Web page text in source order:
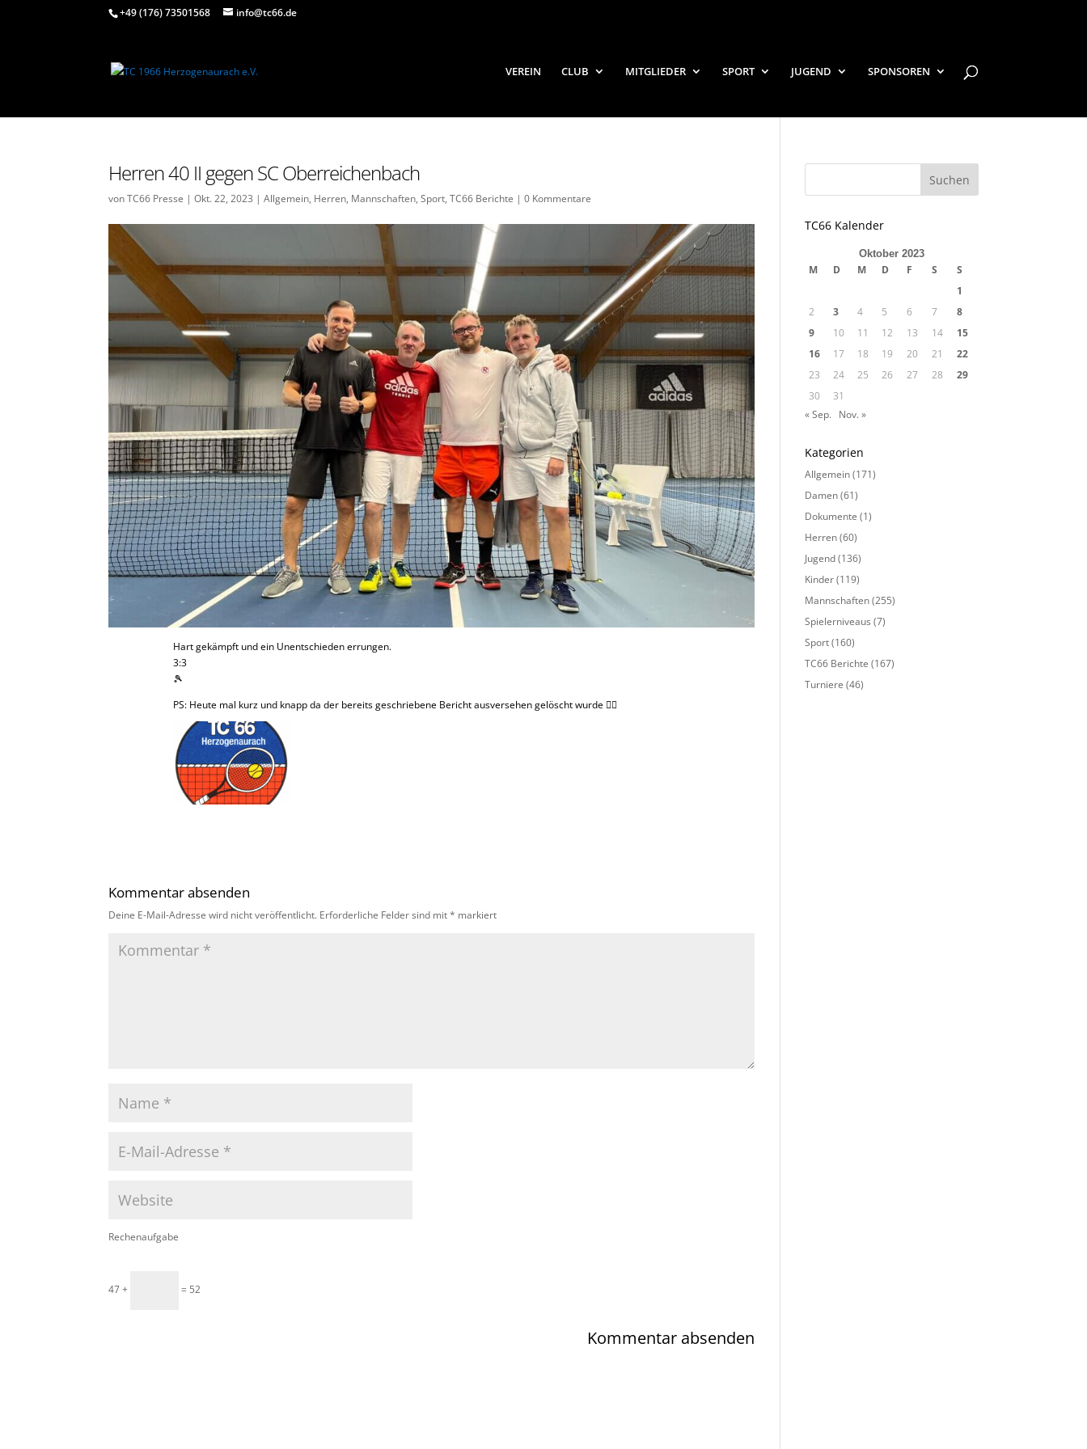
+49 (176) 73501568 info@tc66.de
VEREIN CLUB MITGLIEDER SPORT JUGEND SPONSOREN
Herren 40 II gegen SC Oberreichenbach
vonTC66 Presse |Okt. 22, 2023 |Allgemein, Herren, Mannschaften,Sport,TC66 Berichte |0 Kommentare
Hart gekämpft und ein Unentschieden errungen.
3:3
🎾
PS: Heute mal kurz und knapp da der bereits geschriebene Bericht ausversehen gelöscht wurde 🤦‍♂️
Kommentar absenden
Deine E-Mail-Adresse wird nicht veröffentlicht. Erforderliche Felder sind mit* markiert
Rechenaufgabe
47 + = 52
TC66 Kalender
Oktober 2023
M D M D F S
S
1
2
3 4 5 6 7
8
9
10 11 12 13 14
15
16
17 18 19 20 21
22
23
24 25 26 27 28
29
30
31
« Sep. Nov. »
Kategorien
Allgemein(171)
Damen(61)
Dokumente (1)
Herren(60)
Jugend(136)
Kinder(119)
Mannschaften(255)
Spielerniveaus (7)
Sport(160)
TC66 Berichte (167)
Turniere (46)